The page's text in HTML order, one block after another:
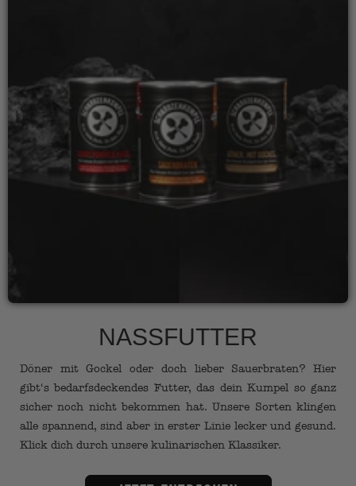
NASSFUTTER
Döner mit Gockel oder doch lieber Sauerbraten? Hier
gibt‘s bedarfsdeckendes Futter, das dein Kumpel so ganz
sicher noch nicht bekommen hat. Unsere Sorten klingen
alle spannend, sind aber in erster Linie lecker und gesund.
Klick dich durch unsere kulinarischen Klassiker.